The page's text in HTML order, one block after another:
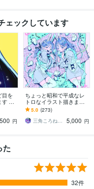
ェックしています
目を
SN
ス
ザ
円
ちょっと昭和で平成なレ
トロなイラスト描きます
昭和・平成レトロ☆ネオ
ン☆パステル
5.0 (273)
三角ころねる☆プロフ必読願います
5,000 円
た
32件